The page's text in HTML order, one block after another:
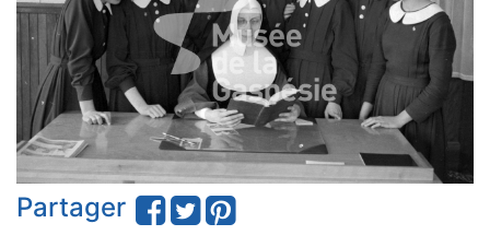
Partager